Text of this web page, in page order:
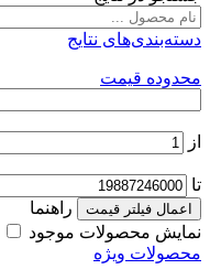
دسته‌بندی‌های نتایج
محدوده قیمت
از
تا
اعمال فیلتر قیمت
راهنما
نمایش محصولات موجود
محصولات ویژه